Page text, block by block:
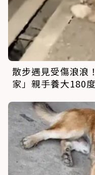
散步遇見受傷浪浪
家」親手養大180